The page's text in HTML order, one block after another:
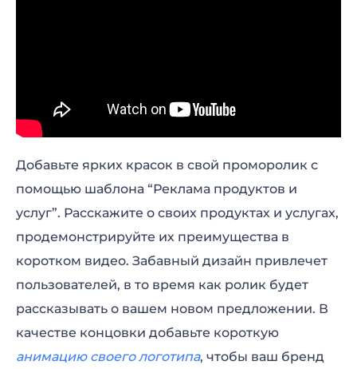
Добавьте ярких красок в свой проморолик с
помощью шаблона “Реклама продуктов и
услуг”. Расскажите о своих продуктах и услугах,
продемонстрируйте их преимущества в
коротком видео. Забавный дизайн привлечет
пользователей, в то время как ролик будет
рассказывать о вашем новом предложении. В
качестве концовки добавьте короткую
анимацию своего логотипа, чтобы ваш бренд